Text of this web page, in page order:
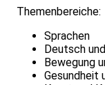
Themenbereiche:
Sprachen
Deutsch
Bewegung
Gesundheit